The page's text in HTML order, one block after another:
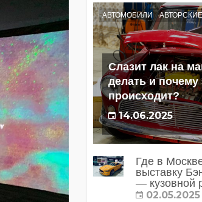
АВТОМОБИЛИ
Слазит лак на
делать и почему
происходит?
14.06.2025
Где в
выставку
— кузовной
02.05.2025